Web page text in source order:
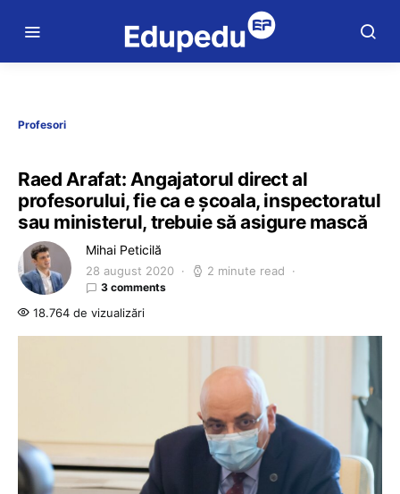
Profesori
Raed Arafat: Angajatorul direct al
profesorului, fie ca e școala, inspectoratul
sau ministerul, trebuie să asigure mască
Mihai Peticilă
28 august 2020 2 minute read
3 comments
18.764 de vizualizări